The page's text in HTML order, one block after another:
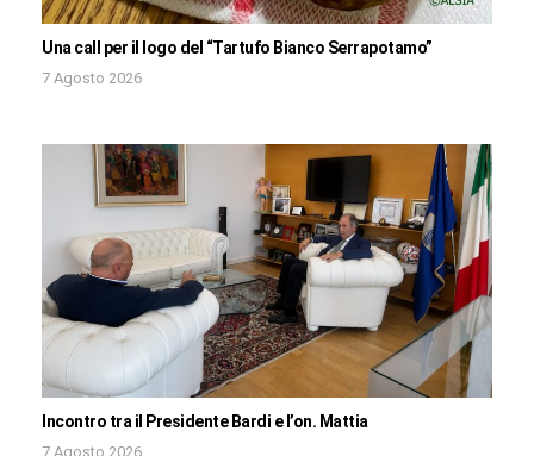
Una call per il logo del “Tartufo Bianco Serrapotamo”
7 Agosto 2026
Incontro tra il Presidente Bardi e l’on. Mattia
7 Agosto 2026